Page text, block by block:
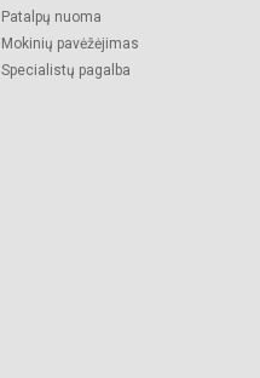
Patalpų nuoma
Mokinių pavėžėjimas
Specialistų pagalba